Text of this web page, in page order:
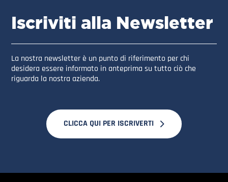
Iscriviti alla Newsletter
La nostra newsletter è un punto di riferimento per chi
desidera essere informato in anteprima su tutto ciò che
riguarda la nostra azienda.
CLICCA QUI PER ISCRIVERTI